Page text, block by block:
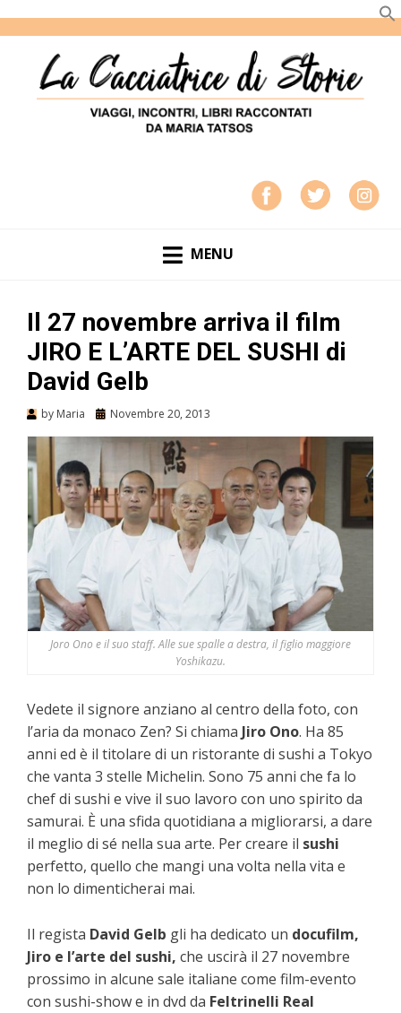
LA CACCIATRICE DI STORIE
VIAGGI, INCONTRI, LIBRI RACCONTATI DA MARIA
TATSOS
MENU
Il 27 novembre arriva il film
JIRO E L’ARTE DEL SUSHI di
David Gelb
by Maria Novembre 20, 2013
Joro Ono e il suo staff. Alle sue spalle a destra, il figlio maggiore
Yoshikazu.
Vedete il signore anziano al centro della foto, con
l’aria da monaco Zen? Si chiama Jiro Ono. Ha 85
anni ed è il titolare di un ristorante di sushi a Tokyo
che vanta 3 stelle Michelin. Sono 75 anni che fa lo
chef di sushi e vive il suo lavoro con uno spirito da
samurai. È una sfida quotidiana a migliorarsi, a dare
il meglio di sé nella sua arte. Per creare il sushi
perfetto, quello che mangi una volta nella vita e
non lo dimenticherai mai.
Il regista David Gelb gli ha dedicato un docufilm,
Jiro e l’arte del sushi, che uscirà il 27 novembre
prossimo in alcune sale italiane come film-evento
con sushi-show e in dvd da Feltrinelli Real